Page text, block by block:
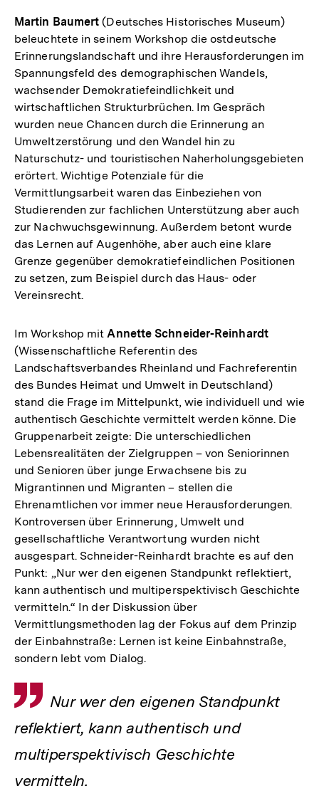
Martin Baumert(Deutsches Historisches Museum)
beleuchtete in seinem Workshop die ostdeutsche
Erinnerungslandschaft und ihre Herausforderungen im
Spannungsfeld des demographischen Wandels,
wachsender Demokratiefeindlichkeit und
wirtschaftlichen Strukturbrüchen. Im Gespräch
wurden neue Chancen durch die Erinnerung an
Umweltzerstörung und den Wandel hin zu
Naturschutz- und touristischen Naherholungsgebieten
erörtert. Wichtige Potenziale für die
Vermittlungsarbeit waren das Einbeziehen von
Studierenden zur fachlichen Unterstützung aber auch
zur Nachwuchsgewinnung. Außerdem betont wurde
das Lernen auf Augenhöhe, aber auch eine klare
Grenze gegenüber demokratiefeindlichen Positionen
zu setzen, zum Beispiel durch das Haus- oder
Vereinsrecht.
Im Workshop mitAnnette Schneider-Reinhardt
(Wissenschaftliche Referentin des
Landschaftsverbandes Rheinland und Fachreferentin
des Bundes Heimat und Umwelt in Deutschland)
stand die Frage im Mittelpunkt, wie individuell und wie
authentisch Geschichte vermittelt werden könne. Die
Gruppenarbeit zeigte: Die unterschiedlichen
Lebensrealitäten der Zielgruppen – von Seniorinnen
und Senioren über junge Erwachsene bis zu
Migrantinnen und Migranten – stellen die
Ehrenamtlichen vor immer neue Herausforderungen.
Kontroversen über Erinnerung, Umwelt und
gesellschaftliche Verantwortung wurden nicht
ausgespart. Schneider-Reinhardt brachte es auf den
Punkt: „Nur wer den eigenen Standpunkt reflektiert,
kann authentisch und multiperspektivisch Geschichte
vermitteln.“ In der Diskussion über
Vermittlungsmethoden lag der Fokus auf dem Prinzip
der Einbahnstraße: Lernen ist keine Einbahnstraße,
sondern lebt vom Dialog.
Zitat
Nur wer den eigenen Standpunkt
reflektiert, kann authentisch und
multiperspektivisch Geschichte
vermitteln.